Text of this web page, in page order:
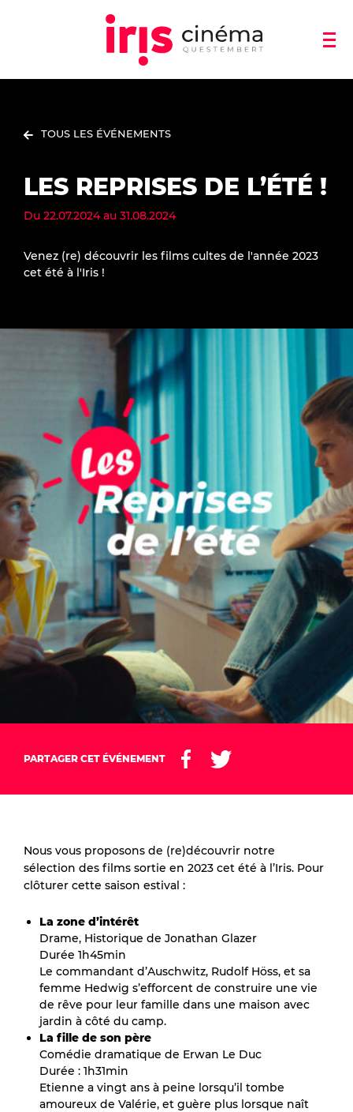
TOUS LES ÉVÉNEMENTS
LES REPRISES DE L’ÉTÉ !
Du 22.07.2024au 31.08.2024
Venez (re) découvrir les films cultes de l'année 2023
cet été à l'Iris !
PARTAGER CET ÉVÉNEMENT
Nous vous proposons de (re)découvrir notre
sélection des films sortie en 2023 cet été à l’Iris. Pour
clôturer cette saison estival :
La zone d’intérêt
Drame, Historique de Jonathan Glazer
Durée 1h45min
Le commandant d’Auschwitz, Rudolf Höss, et sa
femme Hedwig s’efforcent de construire une vie
de rêve pour leur famille dans une maison avec
jardin à côté du camp.
La fille de son père
Comédie dramatique de Erwan Le Duc
Durée : 1h31min
Etienne a vingt ans à peine lorsqu’il tombe
amoureux de Valérie, et guère plus lorsque naît